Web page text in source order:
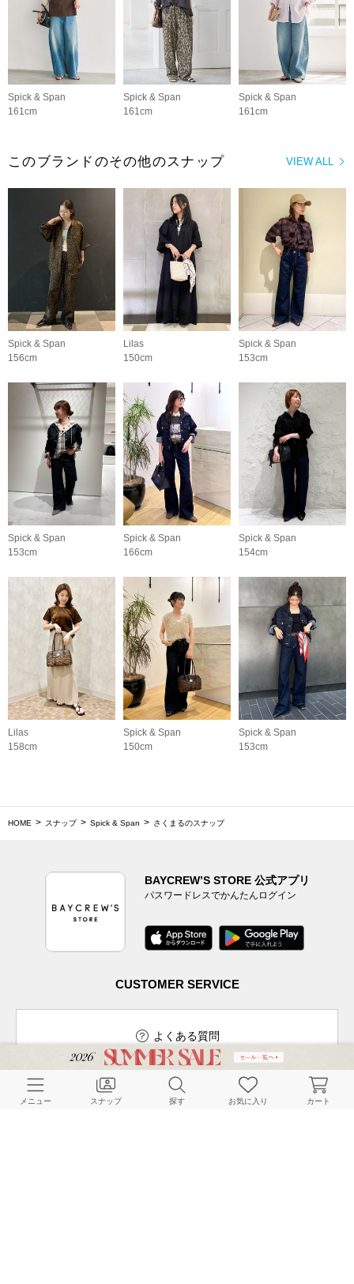
Spick & Span
161cm
Spick & Span
161cm
Spick & Span
161cm
VIEW ALL
このブランドのその他のスナップ
Spick & Span
156cm
Lilas
150cm
Spick & Span
153cm
Spick & Span
153cm
Spick & Span
166cm
Spick & Span
154cm
Lilas
158cm
Spick & Span
150cm
Spick & Span
153cm
HOME スナップ Spick & Span さくまるのスナップ
BAYCREW’S STORE 公式アプリ
パスワードレスでかんたんログイン
CUSTOMER SERVICE
よくある質問
メニュー スナップ 探す お気に入り カート